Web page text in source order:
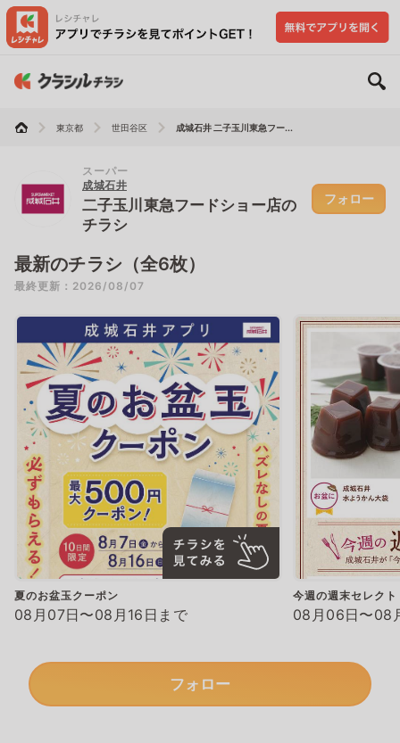
東京都 世田谷区 成城石井 二子玉川東急フー...
スーパー
成城石井
二子玉川東急フードショー店の
チラシ
フォロー
最新のチラシ（全6枚）
最終更新：2026/08/07
夏のお盆玉クーポン
08月07日〜08月16日まで
今週の週末セレクト
08月06日〜08
フォロー